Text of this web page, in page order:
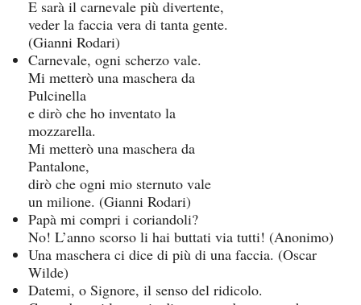
E sarà il carnevale più divertente,
veder la faccia vera di tanta gente.
(Gianni Rodari)
Carnevale, ogni scherzo vale.
Mi metterò una maschera da
Pulcinella
e dirò che ho inventato la
mozzarella.
Mi metterò una maschera da
Pantalone,
dirò che ogni mio sternuto vale
un milione. (Gianni Rodari)
Papà mi compri i coriandoli?
No! L’anno scorso li hai buttati via tutti! (Anonimo)
Una maschera ci dice di più di una faccia. (Oscar
Wilde)
Datemi, o Signore, il senso del ridicolo.